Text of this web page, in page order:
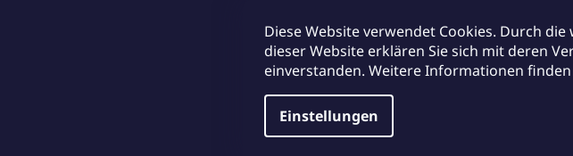
Diese Website verwendet Cookies. Durch
dieser Website erklären Sie sich mit deren
einverstanden. Weitere Informationen finden
Einstellungen
Reinigungsmaterialien und Bürsten